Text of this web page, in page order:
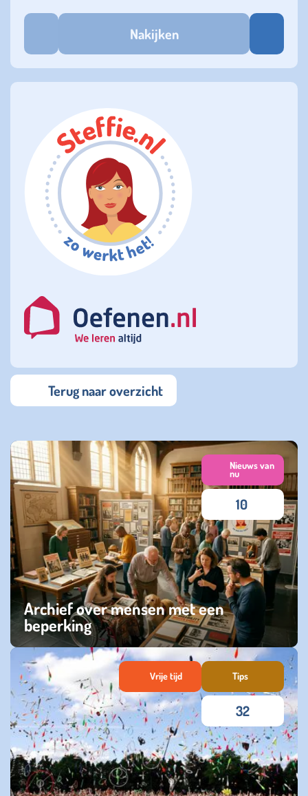
Nakijken
Terug naar overzicht
Archief over mensen met een
beperking
zondag 28 juni 2026
Nieuws van
nu
10
Vrije tijd Tips
32